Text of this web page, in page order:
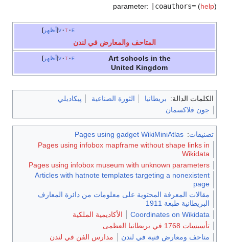
parameter:
|coauthors= (help)
أظهر v t e
المتاحف والمعارض في لندن
أظهر v t e
Art schools in the
United Kingdom
الكلمات الدالة: بريطانيا الثورة الصناعية
پيكاديلي
جون فلاكسمان
تصنيفات:
Pages using gadget WikiMiniAtlas
Pages using infobox mapframe without shape links in
Wikidata
Pages using infobox museum with unknown parameters
Articles with hatnote templates targeting a nonexistent
page
مقالات المعرفة المحتوية على معلومات من دائرة المعارف
البريطانية طبعة 1911
Coordinates on Wikidata
الأكاديمية الملكية
تأسيسات 1768 في بريطانيا العظمى
متاحف ومعارض فنية في لندن
مدارس الفن في لندن